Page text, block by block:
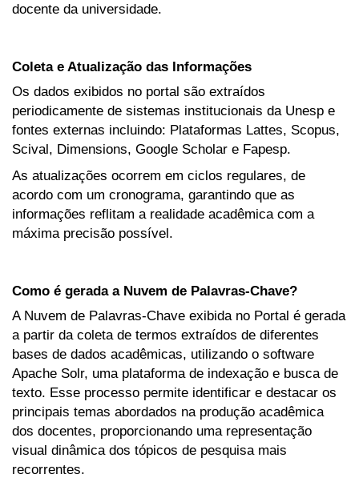
docente da universidade.
Coleta e Atualização das Informações
Os dados exibidos no portal são extraídos
periodicamente de sistemas institucionais da Unesp e
fontes externas incluindo: Plataformas Lattes, Scopus,
Scival, Dimensions, Google Scholar e Fapesp.
As atualizações ocorrem em ciclos regulares, de
acordo com um cronograma, garantindo que as
informações reflitam a realidade acadêmica com a
máxima precisão possível.
Como é gerada a Nuvem de Palavras-Chave?
A Nuvem de Palavras-Chave exibida no Portal é gerada
a partir da coleta de termos extraídos de diferentes
bases de dados acadêmicas, utilizando o software
Apache Solr, uma plataforma de indexação e busca de
texto. Esse processo permite identificar e destacar os
principais temas abordados na produção acadêmica
dos docentes, proporcionando uma representação
visual dinâmica dos tópicos de pesquisa mais
recorrentes.